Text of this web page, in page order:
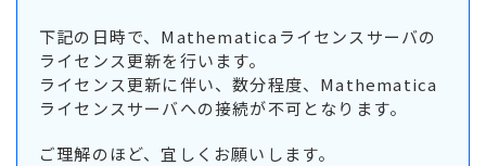
下記の日時で、Mathematicaライセンスサーバの
ライセンス更新を行います。
ライセンス更新に伴い、数分程度、Mathematica
ライセンスサーバへの接続が不可となります。
ご理解のほど、宜しくお願いします。